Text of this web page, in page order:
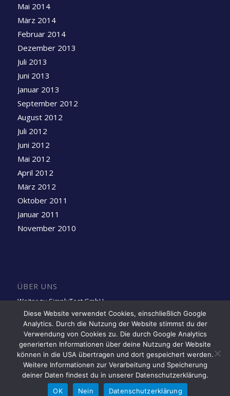
Mai 2014
März 2014
Februar 2014
Dezember 2013
Juli 2013
Juni 2013
Januar 2013
September 2012
August 2012
Juli 2012
Juni 2012
Mai 2012
April 2012
März 2012
Oktober 2011
Januar 2011
November 2010
ÜBER UNS
Weiter zu SimplyTest GmbH
Folge uns auf LinkedIn
Diese Website verwendet Cookies, einschließlich Google
Analytics. Durch die Nutzung der Website stimmst du der
Verwendung von Cookies zu. Die durch Google Analytics
generierten Informationen über deine Nutzung der Website
können in die USA übertragen und dort gespeichert werden.
Weitere Informationen zur Verarbeitung und Speicherung
deiner Daten findest du in unserer Datenschutzerklärung.
OK
Nein Datenschutzerklärung